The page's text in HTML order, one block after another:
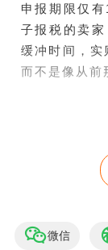
申报期限仅
子报税的卖
缓冲时间，实
而不是像从前
急、邮件补
因为从4月1
变更等业务
但趋势很明
微信